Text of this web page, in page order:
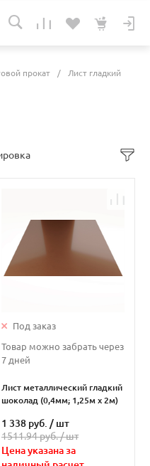
прокат / Лист гладкий
Под заказ
Товар можно забрать через
7 дней
Лист металлический гладкий
шоколад (0,4мм; 1,25м х 2м)
1 338 руб. / шт
1511.94 руб. /шт
Цена указана за